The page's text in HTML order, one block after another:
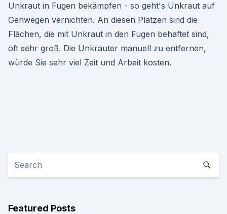
Unkraut in Fugen bekämpfen - so geht's Unkraut auf
Gehwegen vernichten. An diesen Plätzen sind die
Flächen, die mit Unkraut in den Fugen behaftet sind,
oft sehr groß. Die Unkräuter manuell zu entfernen,
würde Sie sehr viel Zeit und Arbeit kosten.
Featured Posts